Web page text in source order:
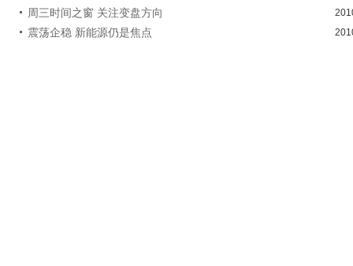
周三时间之窗 关注变盘方向
震荡企稳 新能源仍是焦点